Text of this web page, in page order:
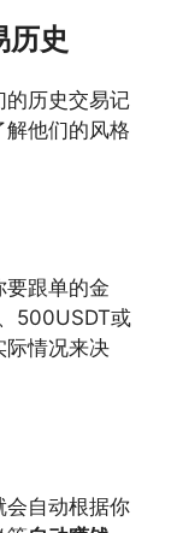
历史
的历史交易记
他们的风格
要跟单的金
500USDT或
际情况来决
会自动根据你